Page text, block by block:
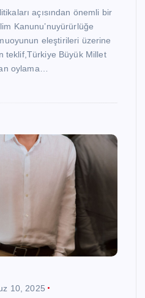
açısından önemli bir
Kanunu’nuyürürlüğe
eleştirileri üzerine
teklif,Türkiye Büyük Millet
oylama…
10, 2025